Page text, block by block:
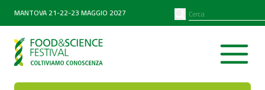
MANTOVA 21-22-23 MAGGIO 2027
PARTNER
Diventa partner
SEARCH